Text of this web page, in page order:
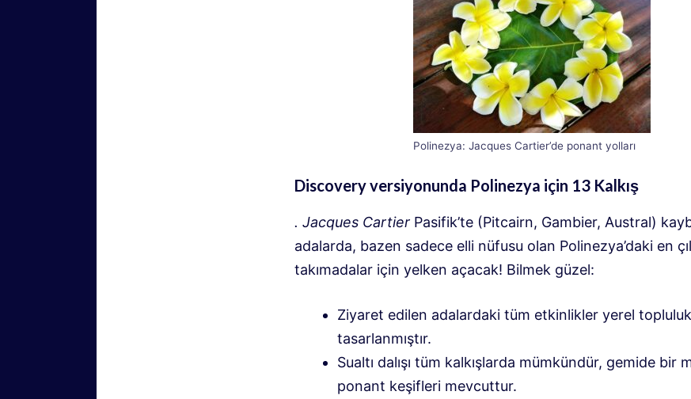
Polinezya: Jacques Cartier’de ponant yolları
Discovery versiyonunda Polinezya için 13 Kalkış
. Jacques Cartier Pasifik’te (Pitcairn, Gambier, Austral)
adalarda, bazen sadece elli nüfusu olan Polinezya’daki en
takımadalar için yelken açacak! Bilmek güzel:
Ziyaret edilen adalardaki tüm etkinlikler yerel
tasarlanmıştır.
Sualtı dalışı tüm kalkışlarda mümkündür, gemide bir
ponant keşifleri mevcuttur.